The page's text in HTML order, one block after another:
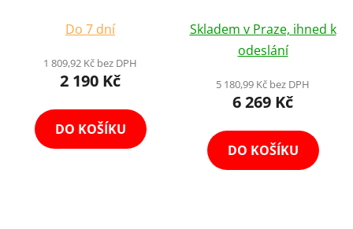
Integrovanou Baterií a
Magnety
Do 7 dní
1 809,92 Kč bez DPH
2 190 Kč
DO KOŠÍKU
Trubice 117cm s
Filmovými Efekty
Skladem v Praze, ihned k
odeslání
5 180,99 Kč bez DPH
6 269 Kč
DO KOŠÍKU